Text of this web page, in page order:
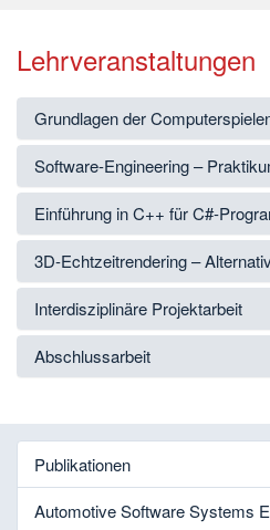
Lehrveranstaltungen
Grundlagen der
Software-Engineering –
Einführung in C++ für C#-
3D-Echtzeitrendering –
Interdisziplinäre Projektarbeit
Abschlussarbeit
Publikationen
Automotive Software Systems